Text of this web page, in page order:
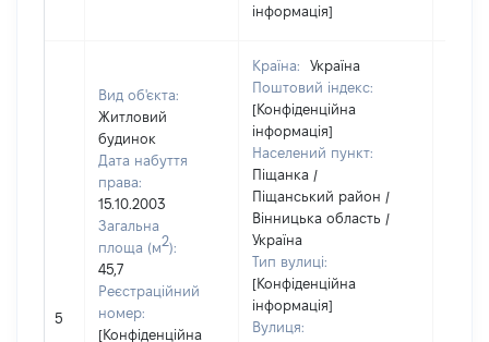
інформація]
5
Вид об'єкта:
Житловий
будинок
Дата набуття
права:
15.10.2003
Загальна
площа (м2):
45,7
Реєстраційний
номер:
[Конфіденційна
Країна:
Україна
Поштовий індекс:
[Конфіденційна
інформація]
Населений пункт:
Піщанка /
Піщанський район /
Вінницька область /
Україна
Тип вулиці:
[Конфіденційна
інформація]
Вулиця: